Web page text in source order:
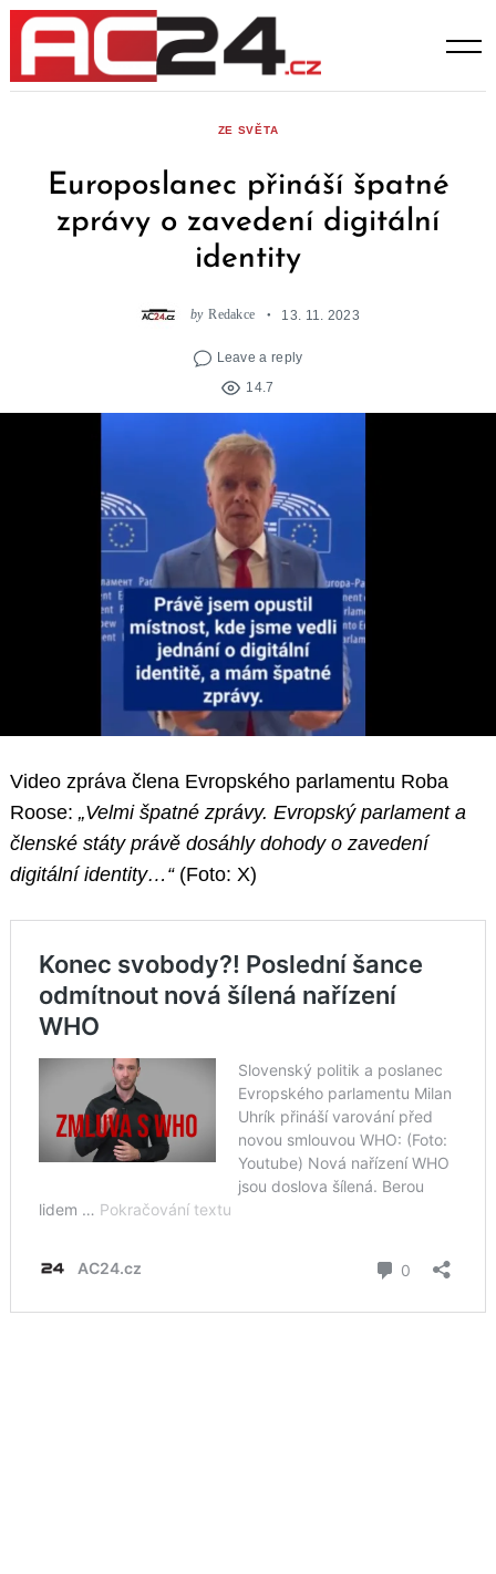
Skip
content
ZE SVĚTA
Europoslanec přináší špatné
zprávy o zavedení digitální
identity
by Redakce 13. 11. 2023
Leave a reply
14.7
Video zpráva člena Evropského parlamentu Roba
Roose: „Velmi špatné zprávy. Evropský parlament a
členské státy právě dosáhly dohody o zavedení
digitální identity…“ (Foto: X)